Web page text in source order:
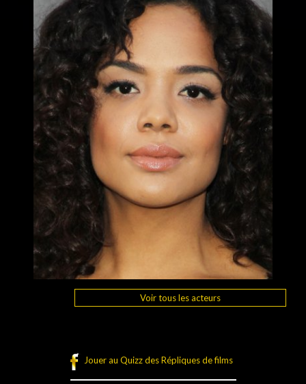
Voir tous les acteurs
Jouer au Quizz des Répliques de films